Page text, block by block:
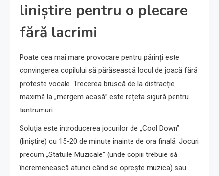
liniștire pentru o plecare
fără lacrimi
Poate cea mai mare provocare pentru părinți este
convingerea copilului să părăsească locul de joacă fără
proteste vocale. Trecerea bruscă de la distracție
maximă la „mergem acasă” este rețeta sigură pentru
tantrumuri.
Soluția este introducerea jocurilor de „Cool Down”
(liniștire) cu 15-20 de minute înainte de ora finală. Jocuri
precum „Statuile Muzicale” (unde copiii trebuie să
încremenească atunci când se oprește muzica) sau